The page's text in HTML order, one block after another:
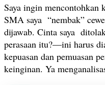
Saya ingin mencontohkan
SMA saya “nembak”
dijawab. Cinta saya
perasaan itu?—ini harus
kepuasan dan pemuasan
keinginan. Ya